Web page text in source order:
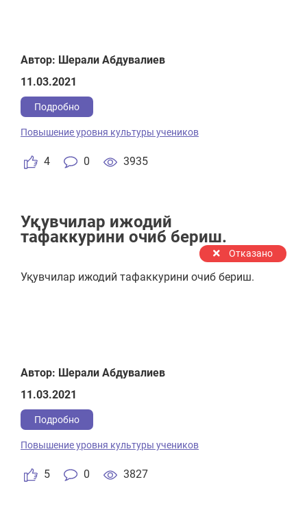
Автор: Шерали Абдувалиев
11.03.2021
Подробно
4 0 3935
Повышение уровня культуры учеников
Уқувчилар ижодий
тафаккурини очиб бериш.
Отказано
Уқувчилар ижодий тафаккурини очиб бериш.
Автор: Шерали Абдувалиев
11.03.2021
Подробно
5 0 3827
Повышение уровня культуры учеников